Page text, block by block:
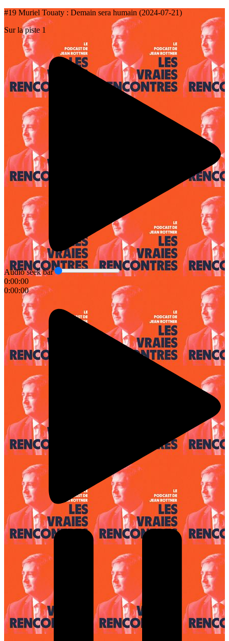
#19 Muriel Touaty : Demain sera humain (2024-07-21)
Sur la piste 1
Audio seek bar
0:00:00
0:00:00